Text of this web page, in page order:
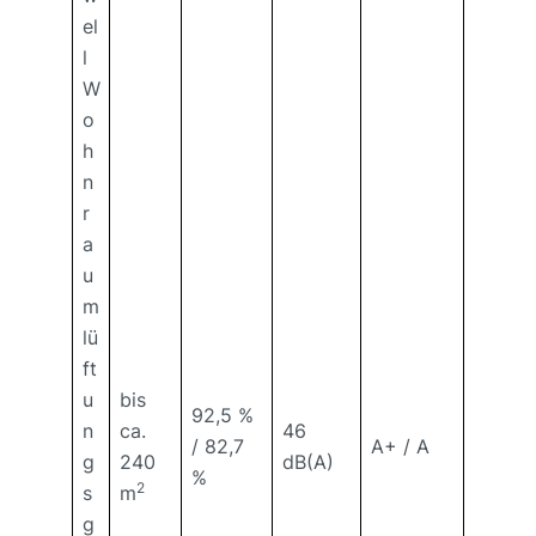
el
l
W
o
h
n
r
a
u
m
lü
ft
u
n
g
s
g
bis
ca.
240
m2
92,5 %
/ 82,7
%
46
dB(A)
A+ / A